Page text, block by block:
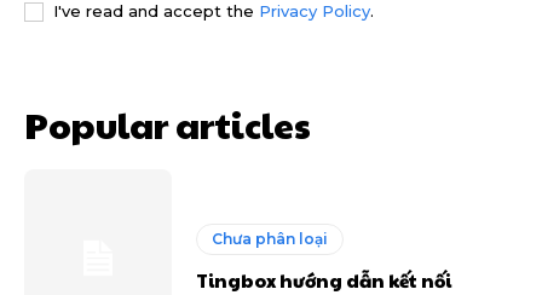
I've read and accept the Privacy Policy.
Popular articles
Chưa phân loại
Tingbox hướng dẫn kết nối